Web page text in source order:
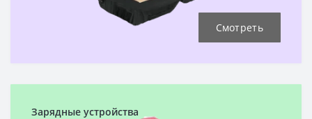
Смотреть
Зарядные устройства